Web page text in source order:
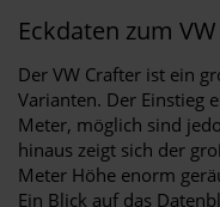
Eckdaten zum
Der VW Crafter ist ein
Varianten. Der Einstieg
Meter, möglich sind
hinaus zeigt sich der
Meter Höhe enorm
Ein Blick auf das